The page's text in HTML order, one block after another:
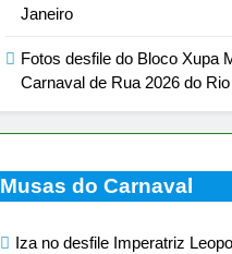
Janeiro
Fotos desfile do Bloco Xupa
Carnaval de Rua 2026 do
Musas do Carnaval
Iza no desfile Imperatriz